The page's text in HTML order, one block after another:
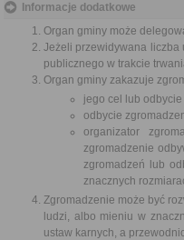
Informacje dodatkowe
Organ gminy może
Jeżeli przewidywana liczba
publicznego w trakcie
Organ gminy zakazuje
jego cel lub
odbycie
organizator
zgromadzenie
zgromadzeń lub
znacznych
Zgromadzenie może być
ludzi, albo mieniu w
ustaw karnych, a